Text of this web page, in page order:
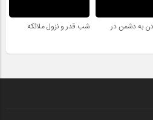
به دشمن در
شب قدر و نزول ملائکه